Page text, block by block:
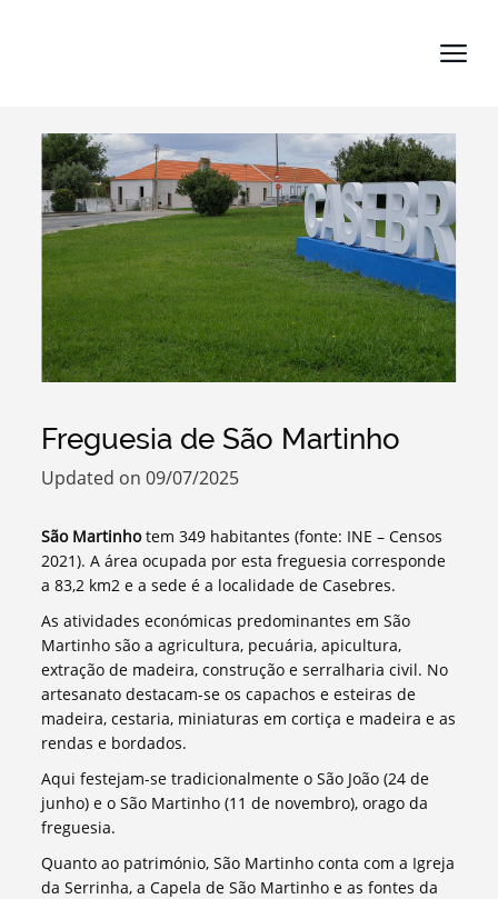
Search term
Categories
Filters
Freguesia de São Martinho
Updated on 09/07/2025
São Martinhotem 349 habitantes (fonte: INE – Censos
2021). A área ocupada por esta freguesia corresponde
a 83,2 km2 e a sede é a localidade de Casebres.
As atividades económicas predominantes em São
Martinho são a agricultura, pecuária, apicultura,
extração de madeira, construção e serralharia civil. No
artesanato destacam-se os capachos e esteiras de
madeira, cestaria, miniaturas em cortiça e madeira e as
rendas e bordados.
Aqui festejam-se tradicionalmente o São João (24 de
junho) e o São Martinho (11 de novembro), orago da
freguesia.
Quanto ao património, São Martinho conta com a Igreja
da Serrinha, a Capela de São Martinho e as fontes da